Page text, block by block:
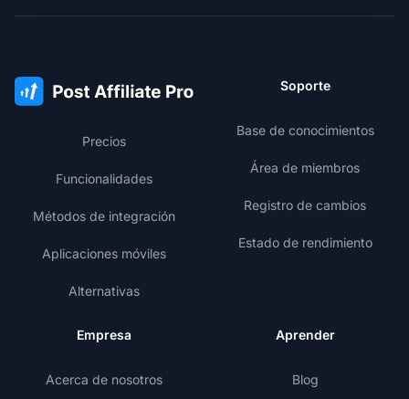
Precios
Funcionalidades
Métodos de integración
Aplicaciones móviles
Alternativas
Soporte
Base de conocimientos
Área de miembros
Registro de cambios
Estado de rendimiento
Empresa
Acerca de nosotros
Aprender
Blog